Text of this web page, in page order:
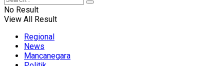
No Result
View All Result
Regional
News
Mancanegara